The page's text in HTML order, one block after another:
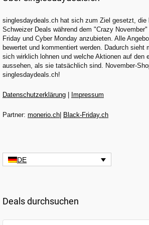
singlesdaydeals.ch hat sich zum Ziel gesetzt, die
Schweizer Deals während dem "Crazy
Friday und Cyber Monday anzubieten. Alle
bewertet und kommentiert werden. Dadurch sieht
sich wirklich lohnen und welche Aktionen auf den
aussehen, als sie tatsächlich sind. November-
singlesdaydeals.ch!
Datenschutzerklärung Impressum
Partner: monerio.ch Black-Friday.ch
DE
Deals durchsuchen